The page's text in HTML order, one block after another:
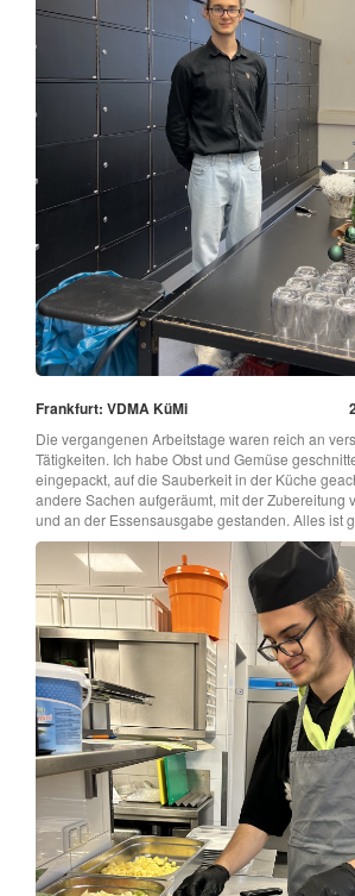
Frankfurt: VDMA KüMi
Die vergangenen Arbeitstage waren reich an
Tätigkeiten. Ich habe Obst und Gemüse
eingepackt, auf die Sauberkeit in der Küche
andere Sachen aufgeräumt, mit der Zubereitung
und an der Essensausgabe gestanden. Alles ist